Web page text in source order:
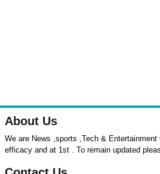
About Us
We are News ,sports ,Tech &
efficacy and at 1st . To remain updated